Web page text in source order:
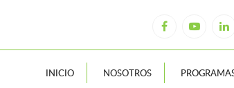
INICIO NOSOTROS